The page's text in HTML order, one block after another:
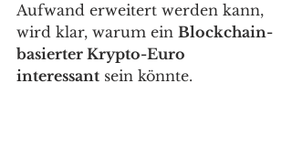
Aufwand erweitert werden kann,
wird klar, warum ein Blockchain-
basierter Krypto-Euro
interessant sein könnte.